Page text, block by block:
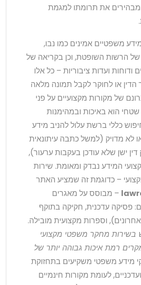
את תרומתו למגמת
משפטיים אמינים כמו נבו,
של הרשות השופטת, וכן בקריאה של
ועדות ציבוריות – כל אלו
או לחוקר לקבל תמונה מלאה
של מקורות מקצועיים על פני
שטחי הוא באיכות ובמהימנות
כללי ברשת עלול להניב מידע
לא מדויק (למשל כתבה עיתונאית
ישן שלא עודכן בעקבות ערעור),
המידע נבדק ומאומת. שירות
– כדוגמת זה שמציע האתר
– מבוסס על מאגרים
פסיקה עדכנית, חקיקה בתוקף
וספרות מקצועית מובילה.
בשירות מחקר משפטי מקצועי
רמת איכות גבוהה יותר של
מידע משפטי משקיעים בתחזוקת
לעומת מקורות חינמיים